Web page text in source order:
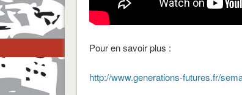
Pour en savoir plus :
http://www.generations-futures.fr/